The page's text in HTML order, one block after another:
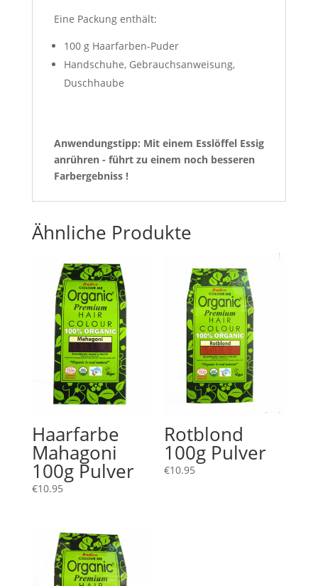
Eine Packung enthält:
100 g Haarfarben-Puder
Handschuhe, Gebrauchsanweisung,
Duschhaube
Anwendungstipp: Mit einem Esslöffel Essig
anrühren - führt zu einem noch besseren
Farbergebniss !
Ähnliche Produkte
Haarfarbe
Mahagoni
100g Pulver
€10.95
Rotblond
100g Pulver
€10.95